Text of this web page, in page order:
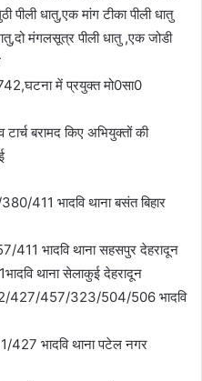
धातु,एक मांग टीका पीली धातु
मंगलसूत्र पीली धातु ,एक जोडी
में प्रयुक्त मो0सा0
बरामद किए अभियुक्तों की
411 भादवि थाना बसंत बिहार
भादवि थाना सहसपुर देहरादून
थाना सेलाकुई देहरादून
427/457/323/504/506 भादवि
भादवि थाना पटेल नगर